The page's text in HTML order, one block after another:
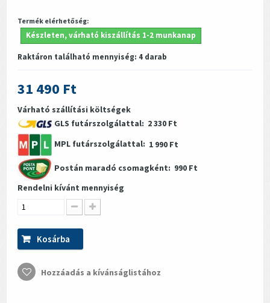
Termék elérhetőség:
Készleten, várható kiszállítás 1-2 munkanap
Raktáron található mennyiség: 4 darab
31 490 Ft
Várható szállítási költségek
GLS futárszolgálattal: 2 330 Ft
MPL futárszolgálattal: 1 990 Ft
Postán maradó csomagként: 990 Ft
Rendelni kívánt mennyiség
Kosárba
Hozzáadás a kívánságlistához